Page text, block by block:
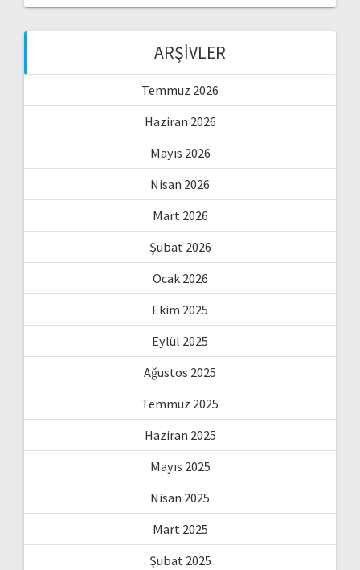
ARŞIVLER
Temmuz 2026
Haziran 2026
Mayıs 2026
Nisan 2026
Mart 2026
Şubat 2026
Ocak 2026
Ekim 2025
Eylül 2025
Ağustos 2025
Temmuz 2025
Haziran 2025
Mayıs 2025
Nisan 2025
Mart 2025
Şubat 2025